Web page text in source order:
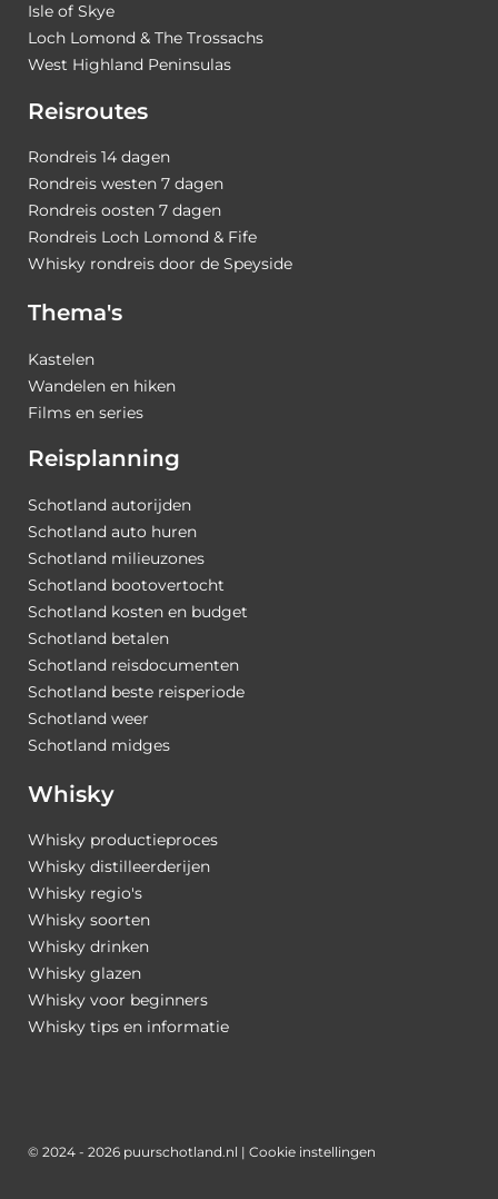
Isle of Skye
Loch Lomond & The Trossachs
West Highland Peninsulas
Reisroutes
Rondreis 14 dagen
Rondreis westen 7 dagen
Rondreis oosten 7 dagen
Rondreis Loch Lomond & Fife
Whisky rondreis door de Speyside
Thema's
Kastelen
Wandelen en hiken
Films en series
Reisplanning
Schotland autorijden
Schotland auto huren
Schotland milieuzones
Schotland bootovertocht
Schotland kosten en budget
Schotland betalen
Schotland reisdocumenten
Schotland beste reisperiode
Schotland weer
Schotland midges
Whisky
Whisky productieproces
Whisky distilleerderijen
Whisky regio's
Whisky soorten
Whisky drinken
Whisky glazen
Whisky voor beginners
Whisky tips en informatie
© 2024 - 2026 puurschotland.nl | Cookie instellingen